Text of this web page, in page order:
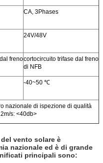
CA, 3Phases
24V/48V
frenocortocircuito trifase dal freno
di NFB
-40~50 ℃
nazionale di ispezione di qualità
s: <40db>
vento solare è
nazionale ed è di grande
principali sono: